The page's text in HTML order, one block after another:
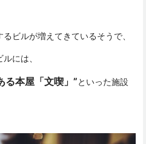
ビルが増えてきているそうで、
には、
る本屋「文喫」”といった施設